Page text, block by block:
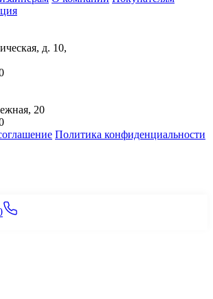
д. 10,
20
Политика конфиденциальности